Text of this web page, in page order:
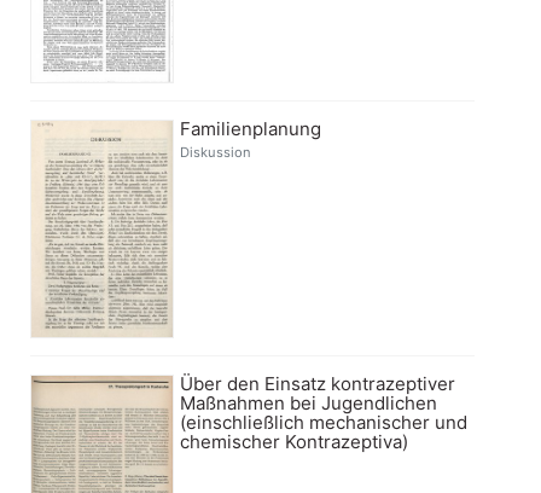
Familienplanung
Diskussion
Über den Einsatz kontrazeptiver
Maßnahmen bei Jugendlichen
(einschließlich mechanischer und
chemischer Kontrazeptiva)